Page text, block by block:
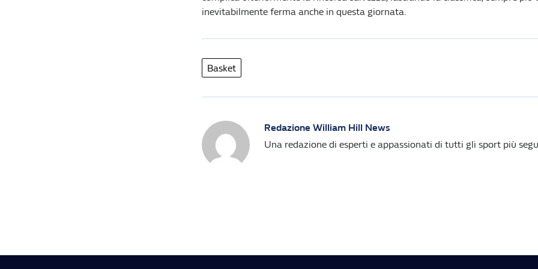
inevitabilmente ferma anche in questa giornata.
Basket
Redazione William Hill News
Una redazione di esperti e appassionati di tutti gli sport più